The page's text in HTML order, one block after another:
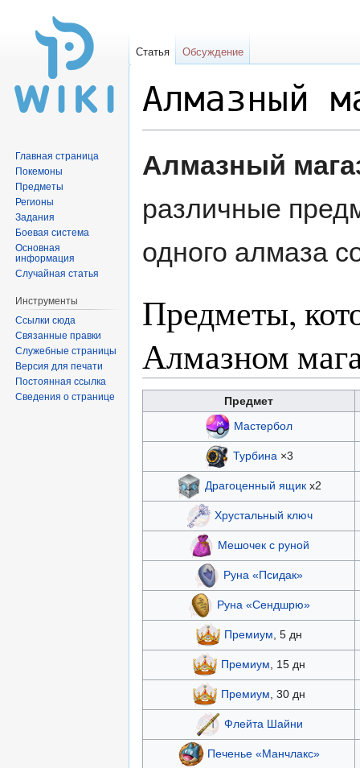
Алмазный
ккАлмазный
различные
одного алмаза
Предметы,
Алмазном
Предмет
Мастербол
Турбина ×3
Драгоценный ящик х2
Хрустальный ключ
Мешочек с руной
Руна «Псидак»
Руна «Сендшрю»
Премиум , 5 дн
Премиум , 15 дн
Премиум , 30 дн
Флейта Шайни
Печенье «Манчлакс»
Статья Обсуждение
Главная страница
Покемоны
Предметы
Регионы
Задания
Боевая система
Основная
информация
Случайная статья
Инструменты
Ссылки сюда
Связанные правки
Служебные страницы
Версия для печати
Постоянная ссылка
Сведения о странице